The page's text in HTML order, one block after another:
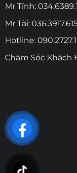
Mr Tính:
Mr Tài:
Hotline:
Chăm Sóc Khách